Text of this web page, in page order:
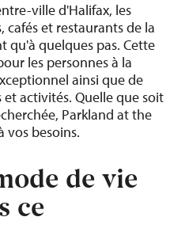
ville d'Halifax, les
et restaurants de la
qu'à quelques pas. Cette
les personnes à la
ainsi que de
activités. Quelle que soit
Parkland at the
vos besoins.
de vie
ce